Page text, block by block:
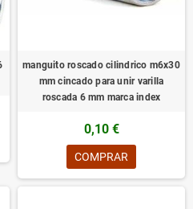
manguito roscado cilindrico m6x30
mm cincado para unir varilla
roscada 6 mm marca index
0,10 €
COMPRAR